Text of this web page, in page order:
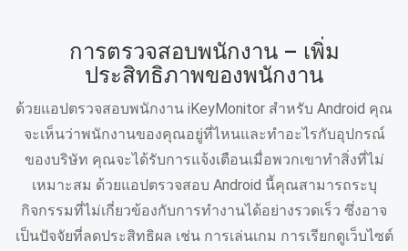
การตรวจสอบพนักงาน – เพิ่ม
ประสิทธิภาพของพนักงาน
ด้วยแอปตรวจสอบพนักงาน iKeyMonitor สําหรับ Android คุณ
จะเห็นว่าพนักงานของคุณอยู่ที่ไหนและทําอะไรกับอุปกรณ์
ของบริษัท คุณจะได้รับการแจ้งเตือนเมื่อพวกเขาทําสิ่งที่ไม่
เหมาะสม ด้วยแอปตรวจสอบ Android นี้คุณสามารถระบุ
กิจกรรมที่ไม่เกี่ยวข้องกับการทํางานได้อย่างรวดเร็ว ซึ่งอาจ
เป็นปัจจัยที่ลดประสิทธิผล เช่น การเล่นเกม การเรียกดูเว็บไซต์